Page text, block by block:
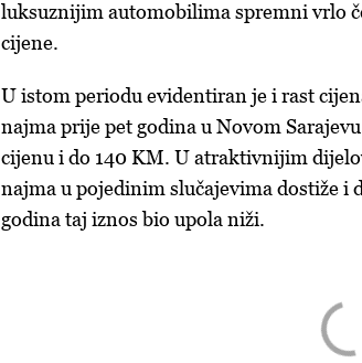
luksuznijim automobilima spremni vrlo
cijene.
U istom periodu evidentiran je i rast
najma prije pet godina u Novom
cijenu i do 140 KM. U atraktivnijim
najma u pojedinim slučajevima dostiže i
godina taj iznos bio upola niži.